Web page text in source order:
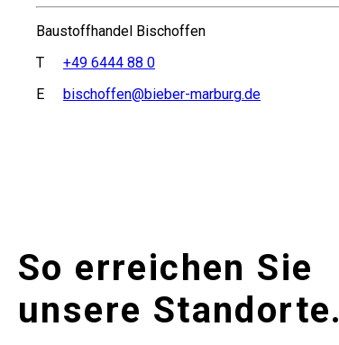
Baustoffhandel Bischoffen
T
+49 6444 88 0
E
bischoffen@bieber-marburg.de
So erreichen Sie
unsere Standorte.